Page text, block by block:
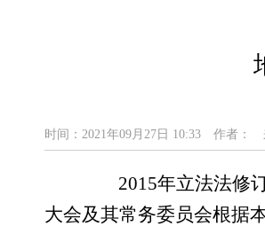
时间：2021年09月27日 10:33 作者：
2015年立法法修
大会及其常务委员会根据